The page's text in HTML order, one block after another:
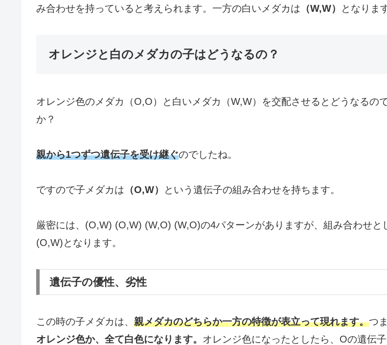
み合わせを持っていると考えられます。一方の白いメダカは （W,W） となりま
オレンジと白のメダカの子はどうなるの？
オレンジ色のメダカ（O,O）と白いメダカ（W,W）を交配させるとどうなるの
か？
親から1つずつ遺伝子を受け継ぐのでしたね。
ですので子メダカは （O,W） という遺伝子の組み合わせを持ちます。
厳密には、(O,W) (O,W) (W,O) (W,O)の4パターンがありますが、組み合わせと
(O,W)となります。
遺伝子の優性、劣性
この時の子メダカは、 親メダカのどちらか一方の特徴が表立って現れます。つ
オレンジ色か、全て白色になります。 オレンジ色になったとしたら、Oの遺伝